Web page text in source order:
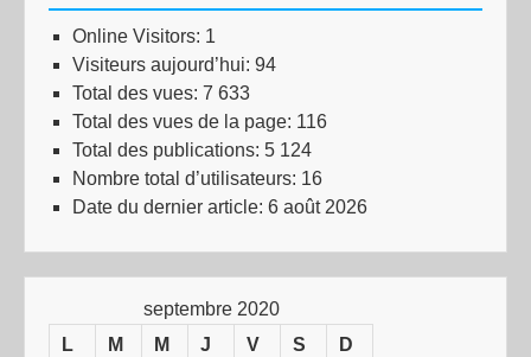
Online Visitors: 1
Visiteurs aujourd’hui: 94
Total des vues: 7 633
Total des vues de la page: 116
Total des publications: 5 124
Nombre total d’utilisateurs: 16
Date du dernier article: 6 août 2026
septembre 2020
L
M M J V S D